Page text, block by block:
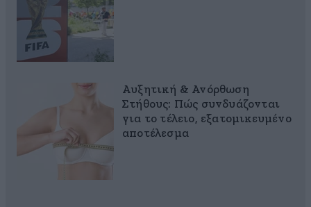
Αυξητική & Ανόρθωση
Στήθους: Πώς συνδυάζονται
για το τέλειο, εξατομικευμένο
αποτέλεσμα